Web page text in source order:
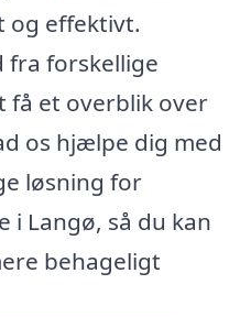
og effektivt.
fra forskellige
få et overblik over
os hjælpe dig med
løsning for
Langø, så du kan
behageligt